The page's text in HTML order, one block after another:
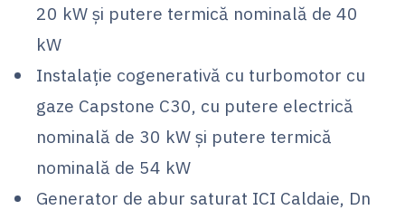
20 kW și putere termică nominală de 40
kW
Instalație cogenerativă cu turbomotor cu
gaze Capstone C30, cu putere electrică
nominală de 30 kW și putere termică
nominală de 54 kW
Generator de abur saturat ICI Caldaie, Dn